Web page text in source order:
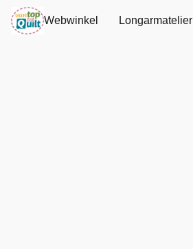
Webwinkel Longarmatelier